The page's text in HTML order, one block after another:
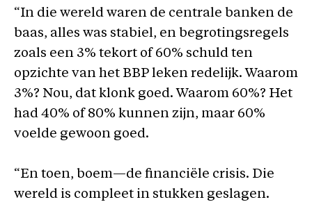
“In die wereld waren de centrale banken de
baas, alles was stabiel, en begrotingsregels
zoals een 3% tekort of 60% schuld ten
opzichte van het BBP leken redelijk. Waarom
3%? Nou, dat klonk goed. Waarom 60%? Het
had 40% of 80% kunnen zijn, maar 60%
voelde gewoon goed.
“En toen, boem—de financiële crisis. Die
wereld is compleet in stukken geslagen.